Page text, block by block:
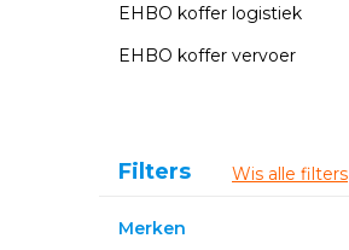
EHBO koffer logistiek
EHBO koffer vervoer
Sorteren op:
Filters Wis alle filters
Merken